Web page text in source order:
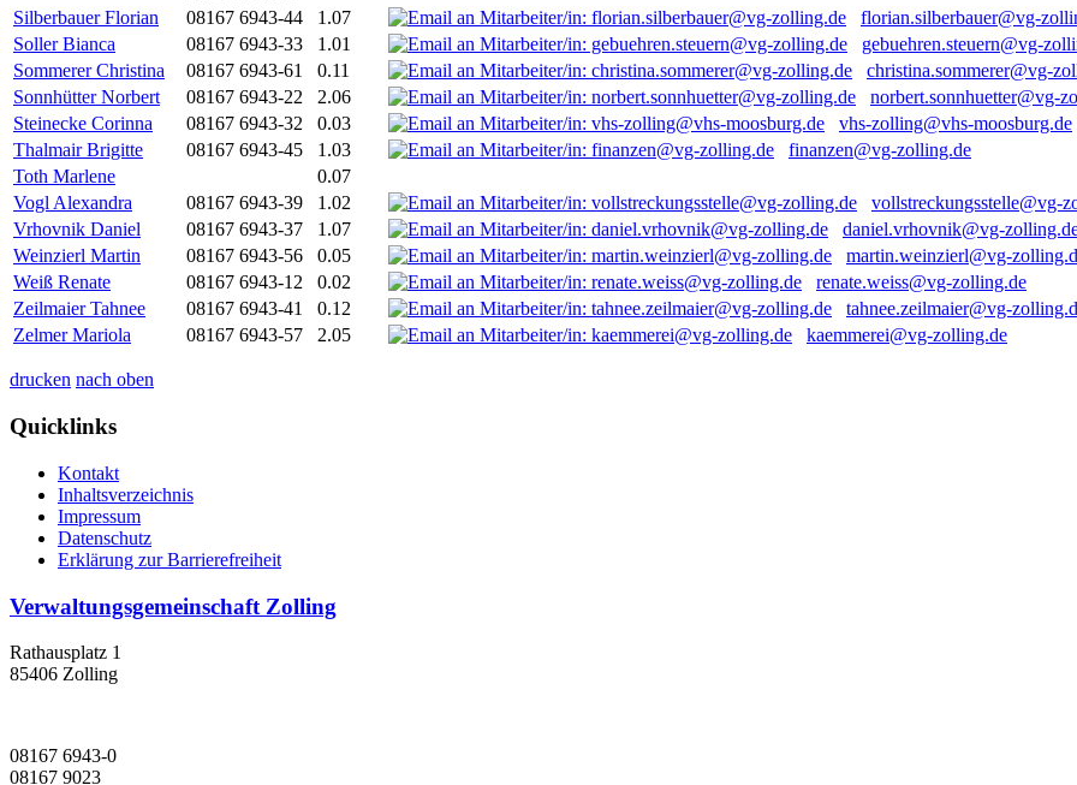
Silberbauer Florian
08167 6943-44 1.07
florian.silberbauer@vg-
Soller Bianca
08167 6943-33 1.01
gebuehren.steuern@vg-
Sommerer Christina
08167 6943-61 0.11
christina.sommerer@vg-
Sonnhütter Norbert
08167 6943-22 2.06
norbert.sonnhuetter@vg-
Steinecke Corinna
08167 6943-32 0.03
vhs-zolling@vhs-moosburg.de
Thalmair Brigitte
08167 6943-45 1.03
finanzen@vg-zolling.de
Toth Marlene
0.07
Vogl Alexandra
08167 6943-39 1.02
vollstreckungsstelle@vg-
Vrhovnik Daniel
08167 6943-37 1.07
daniel.vrhovnik@vg-
Weinzierl Martin
08167 6943-56 0.05
martin.weinzierl@vg-
Weiß Renate
08167 6943-12 0.02
renate.weiss@vg-zolling.de
Zeilmaier Tahnee
08167 6943-41 0.12
tahnee.zeilmaier@vg-
Zelmer Mariola
08167 6943-57 2.05 kaemmerei@vg-zolling.de
drucken nach oben
Quicklinks
Kontakt
Inhaltsverzeichnis
Impressum
Datenschutz
Erklärung zur Barrierefreiheit
Verwaltungsgemeinschaft Zolling
Rathausplatz 1
85406 Zolling
08167 6943-0
08167 9023